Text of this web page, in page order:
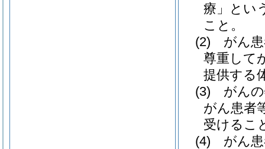
療」とい
こと。
(2)
がん
尊重して
提供する
(3)
がん
がん患者
受けるこ
(4)
がん